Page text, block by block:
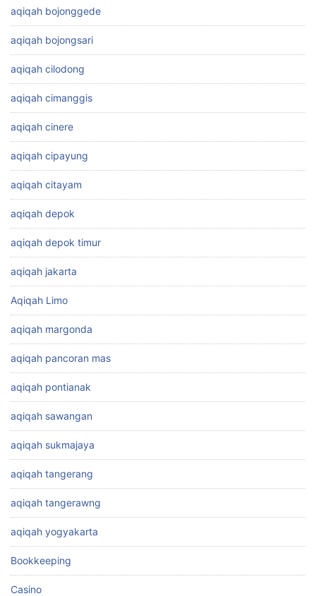
aqiqah bojonggede
aqiqah bojongsari
aqiqah cilodong
aqiqah cimanggis
aqiqah cinere
aqiqah cipayung
aqiqah citayam
aqiqah depok
aqiqah depok timur
aqiqah jakarta
Aqiqah Limo
aqiqah margonda
aqiqah pancoran mas
aqiqah pontianak
aqiqah sawangan
aqiqah sukmajaya
aqiqah tangerang
aqiqah tangerawng
aqiqah yogyakarta
Bookkeeping
Casino